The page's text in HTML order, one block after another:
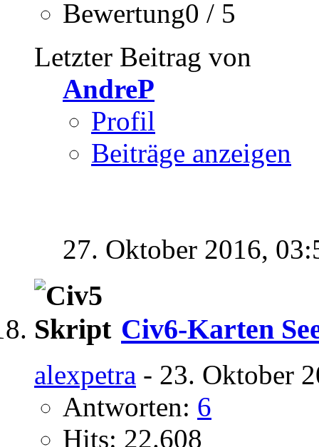
Bewertung0 / 5
Letzter Beitrag von
AndreP
Profil
Beiträge anzeigen
27. Oktober 2016,
Civ6-Karten
alexpetra - 23. Oktober
Antworten: 6
Hits: 22.608